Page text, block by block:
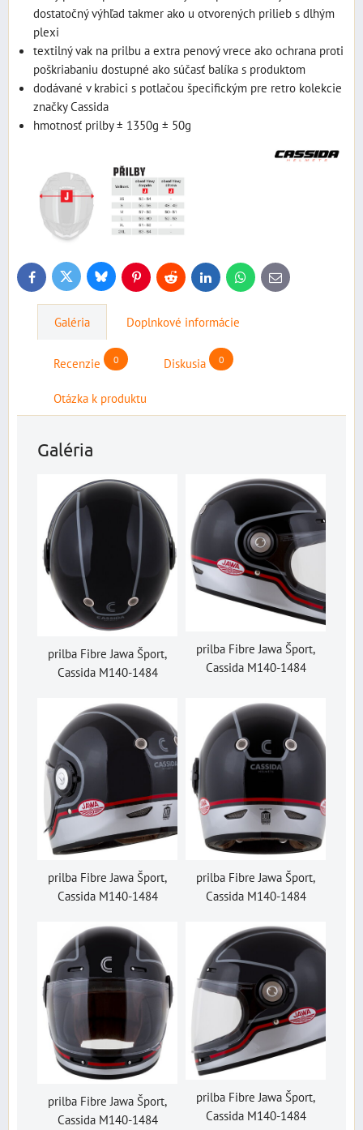
dostatočný výhľad takmer ako u otvorených prilieb s dlhým
plexi
textilný vak na prilbu a extra penový vrece ako ochrana proti
poškriabaniu dostupné ako súčasť balíka s produktom
dodávané v krabici s potlačou špecifickým pre retro kolekcie
značky Cassida
hmotnosť prilby ± 1350g ± 50g
FacebookTwitter BlueskyPinterestReddit LinkedInWhatsApp
E-
mail
Galéria Doplnkové informácie
Recenzie 0 Diskusia 0
Otázka k produktu
Galéria
prilba Fibre Jawa Šport,
Cassida M140-1484
prilba Fibre Jawa Šport,
Cassida M140-1484
prilba Fibre Jawa Šport,
Cassida M140-1484
prilba Fibre Jawa Šport,
Cassida M140-1484
prilba Fibre Jawa Šport,
Cassida M140-1484
prilba Fibre Jawa Šport,
Cassida M140-1484